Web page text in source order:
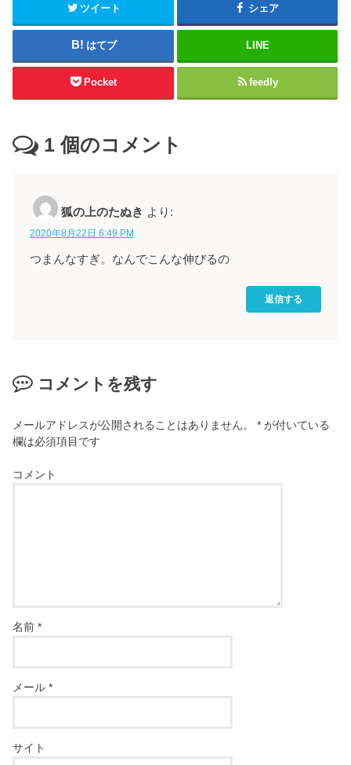
ツイート シェア
はてブ LINE
Pocket feedly
1 個のコメント
狐の上のたぬき より:
2020年8月22日 6:49 PM
つまんなすぎ。なんでこんな伸びるの
返信する
コメントを残す
メールアドレスが公開されることはありません。 * が付いている
欄は必須項目です
コメント
名前*
メール*
サイト